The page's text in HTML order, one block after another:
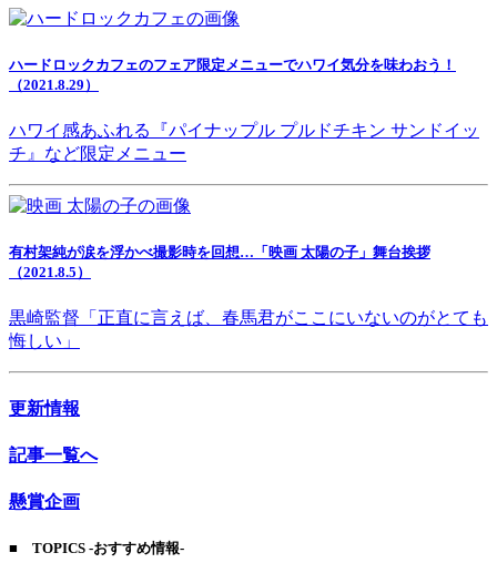
ハードロックカフェのフェア限定メニューでハワイ気分を味わおう！
（2021.8.29）
ハワイ感あふれる『パイナップル プルドチキン サンドイッ
チ』など限定メニュー
有村架純が涙を浮かべ撮影時を回想…「映画 太陽の子」舞台挨拶
（2021.8.5）
黒崎監督「正直に言えば、春馬君がここにいないのがとても
悔しい」
更新情報
記事一覧へ
懸賞企画
■ TOPICS -おすすめ情報-